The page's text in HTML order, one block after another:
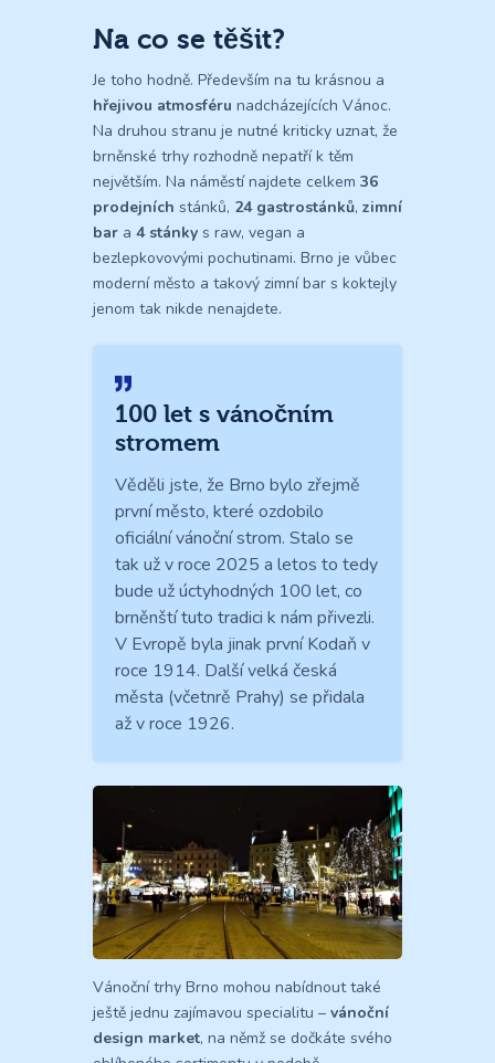
Na co se těšit?
Je toho hodně. Především na tu krásnou a
hřejivou atmosféru nadcházejících Vánoc.
Na druhou stranu je nutné kriticky uznat, že
brněnské trhy rozhodně nepatří k těm
největším. Na náměstí najdete celkem 36
prodejních stánků, 24 gastrostánků, zimní
bar a 4 stánky s raw, vegan a
bezlepkovovými pochutinami. Brno je vůbec
moderní město a takový zimní bar s koktejly
jenom tak nikde nenajdete.
100 let s vánočním
stromem
Věděli jste, že Brno bylo zřejmě
první město, které ozdobilo
oficiální vánoční strom. Stalo se
tak už v roce 2025 a letos to tedy
bude už úctyhodných 100 let, co
brněnští tuto tradici k nám přivezli.
V Evropě byla jinak první Kodaň v
roce 1914. Další velká česká
města (včetnrě Prahy) se přidala
až v roce 1926.
Vánoční trhy Brno mohou nabídnout také
ještě jednu zajímavou specialitu – vánoční
design market, na němž se dočkáte svého